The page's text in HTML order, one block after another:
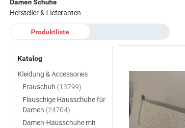
Damen Schuhe
Hersteller & Lieferanten
Produktliste
Katalog
Kleidung & Accessories
Frauschuh (13799)
Flauschige Hausschuhe für
Damen (24704)
Damen-Hausschuhe mit